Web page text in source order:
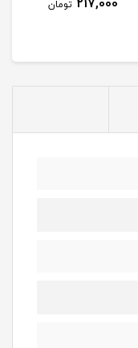
217,000 تومان